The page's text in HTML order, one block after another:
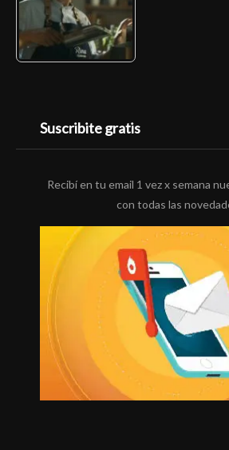
Suscribite gratis
Recibí en tu email 1 vez x semana
con todas las